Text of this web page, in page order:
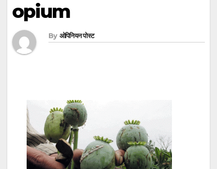
opium
By ओपिनियन पोस्ट